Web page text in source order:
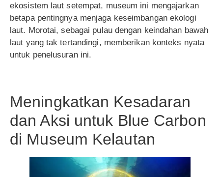
ekosistem laut setempat, museum ini mengajarkan
betapa pentingnya menjaga keseimbangan ekologi
laut. Morotai, sebagai pulau dengan keindahan bawah
laut yang tak tertandingi, memberikan konteks nyata
untuk penelusuran ini.
Meningkatkan Kesadaran
dan Aksi untuk Blue Carbon
di Museum Kelautan